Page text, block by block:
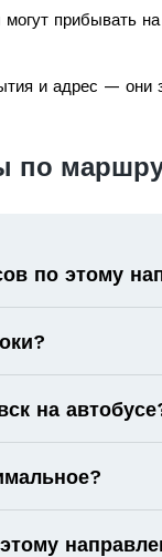
могут прибывать
и адрес — они
по
по этому
на